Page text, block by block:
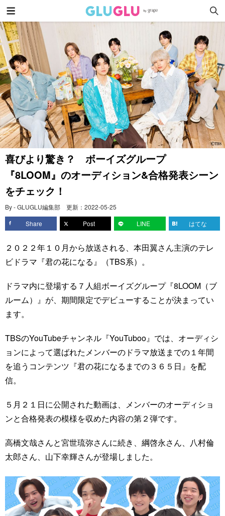
喜びより驚き？ ボーイズグループ
『8LOOM』のオーディション&合格発表シーン
をチェック！
By - GLUGLU編集部 更新： 2022-05-25
Share
Post LINE はてな
２０２２年１０月から放送される、本田翼さん主演のテレ
ビドラマ『君の花になる』（TBS系）。
ドラマ内に登場する７人組ボーイズグループ『8LOOM（ブ
ルーム）』が、期間限定でデビューすることが決まってい
ます。
TBSのYouTubeチャンネル『YouTuboo』では、オーディシ
ョンによって選ばれたメンバーのドラマ放送までの１年間
を追うコンテンツ『君の花になるまでの３６５日』を配
信。
５月２１日に公開された動画は、メンバーのオーディショ
ンと合格発表の模様を収めた内容の第２弾です。
高橋文哉さんと宮世琉弥さんに続き、綱啓永さん、八村倫
太郎さん、山下幸輝さんが登場しました。